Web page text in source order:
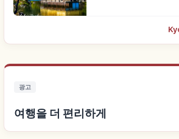
광고
여행을 더 편리하게